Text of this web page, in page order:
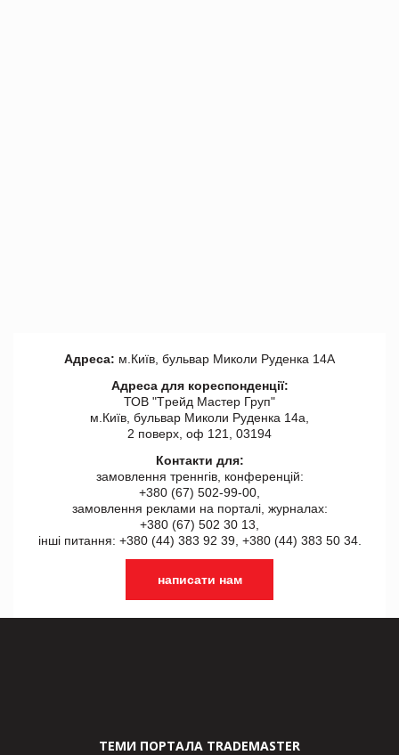
Адреса: м.Київ, бульвар Миколи Руденка 14А
Адреса для кореспонденції:
ТОВ "Tрейд Мастер Груп"
м.Київ, бульвар Миколи Руденка 14а,
2 поверх, оф 121, 03194
Контакти для:
замовлення треннгів, конференцій:
+380 (67) 502-99-00,
замовлення реклами на порталі, журналах:
+380 (67) 502 30 13,
інші питання: +380 (44) 383 92 39, +380 (44) 383 50 34.
написати нам
ТЕМИ ПОРТАЛА TRADEMASTER